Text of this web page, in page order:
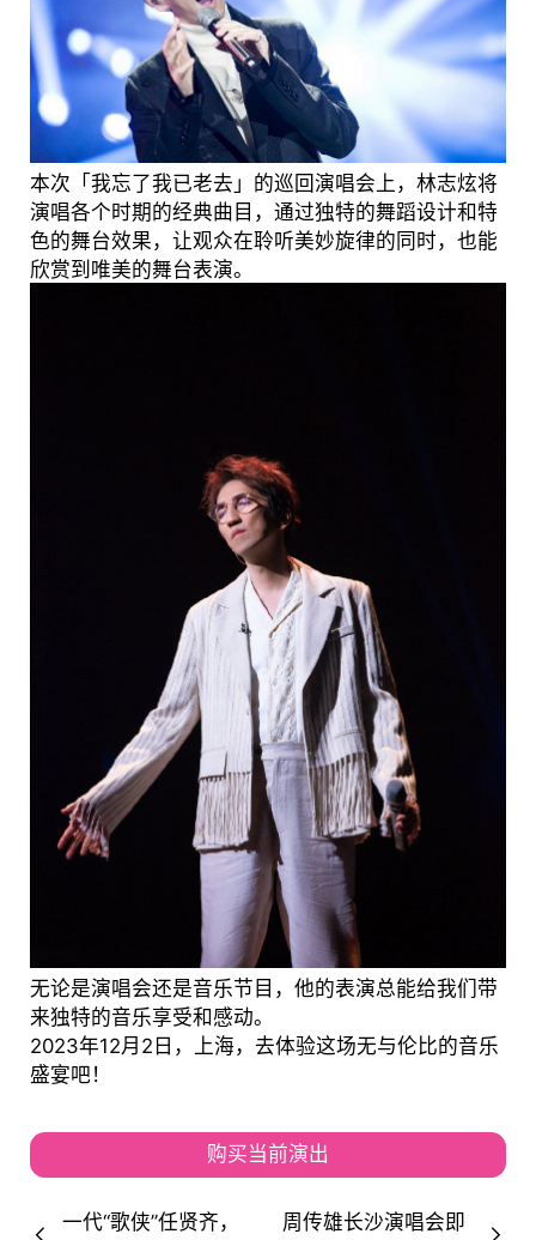
本次「我忘了我已老去」的巡回演唱会上，林志炫将
演唱各个时期的经典曲目，通过独特的舞蹈设计和特
色的舞台效果，让观众在聆听美妙旋律的同时，也能
欣赏到唯美的舞台表演。
无论是演唱会还是音乐节目，他的表演总能给我们带
来独特的音乐享受和感动。
2023年12月2日，上海，去体验这场无与伦比的音乐
盛宴吧！
购买当前演出
一代“歌侠”任贤齐，
周传雄长沙演唱会即